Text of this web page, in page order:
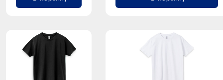
оранжевый - черный
пыльная роза - серый
пыльная роза -
прозрачный - разноцветный
прозрачный - серебристый
микроволокно
микрофибра
мрамор
натуральная кожа
натуральный камень